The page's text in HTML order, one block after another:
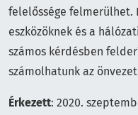
felelőssége felmerülhet.
eszközöknek és a
számos kérdésben
számolhatunk az
Érkezett: 2020.